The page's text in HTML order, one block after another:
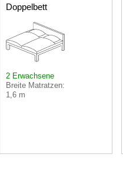
Doppelbett
2 Erwachsene
Breite Matratzen:
1,6 m